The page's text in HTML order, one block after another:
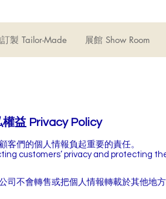
製 Tailor-Made 展館 Show Room
權益 Privacy Policy
客們的個人情報負起重要的責任。
customers’ privacy and protecting
司不會轉售或把個人情報轉載於其他地